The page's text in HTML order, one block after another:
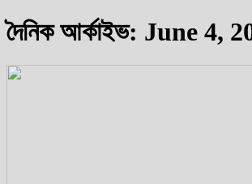
দৈনিক আর্কাইভ: June 4,